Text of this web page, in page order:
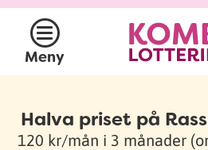
Meny
Halva priset på
120 kr/mån i 3 månader